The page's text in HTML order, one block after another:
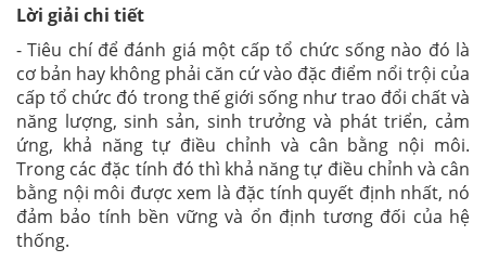
Lời giải chi tiết
- Tiêu chí để đánh giá một cấp tổ chức sống nào đó là
cơ bản hay không phải căn cứ vào đặc điểm nổi trội của
cấp tổ chức đó trong thế giới sống như trao đổi chất và
năng lượng, sinh sản, sinh trưởng và phát triển, cảm
ứng, khả năng tự điều chỉnh và cân bằng nội môi.
Trong các đặc tính đó thì khả năng tự điều chỉnh và cân
bằng nội môi được xem là đặc tính quyết định nhất, nó
đảm bảo tính bền vững và ổn định tương đối của hệ
thống.